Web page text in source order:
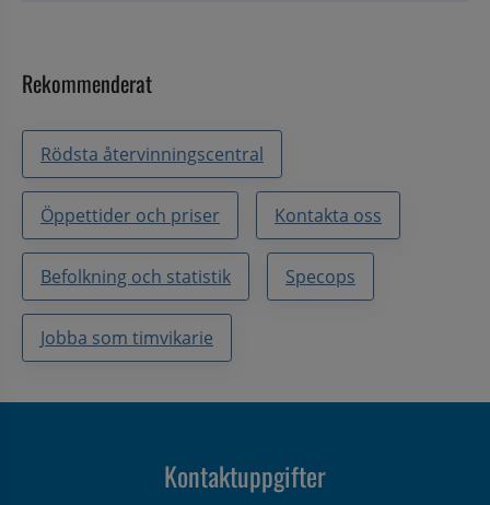
Rekommenderat
Rödsta återvinningscentral
Öppettider och priser Kontakta oss
Befolkning och statistik Specops
Jobba som timvikarie
Kontaktuppgifter